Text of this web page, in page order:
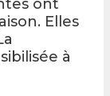
ont
Elles
à